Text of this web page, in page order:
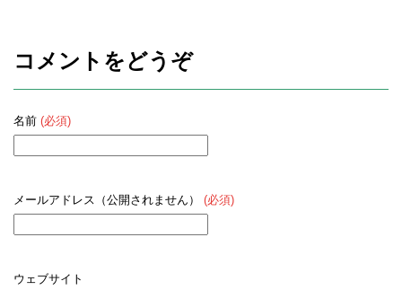
コメントをどうぞ
名前 (必須)
メールアドレス（公開されません） (必須)
ウェブサイト